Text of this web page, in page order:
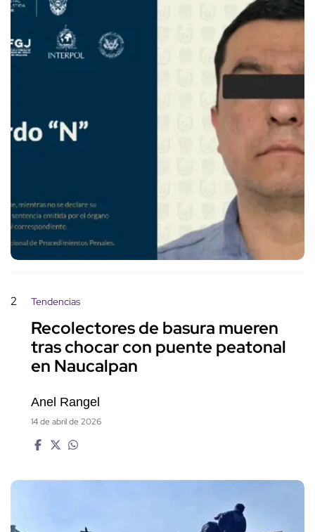
2 Tendencias
Recolectores de basura mueren
tras chocar con puente peatonal
en Naucalpan
Anel Rangel
14 de abril de 2026